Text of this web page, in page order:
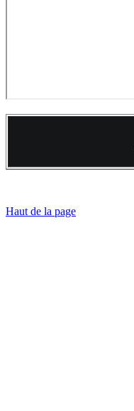
Haut de la page